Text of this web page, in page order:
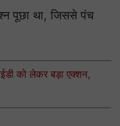
पूछा था, जिससे पंच
को लेकर बड़ा एक्शन,